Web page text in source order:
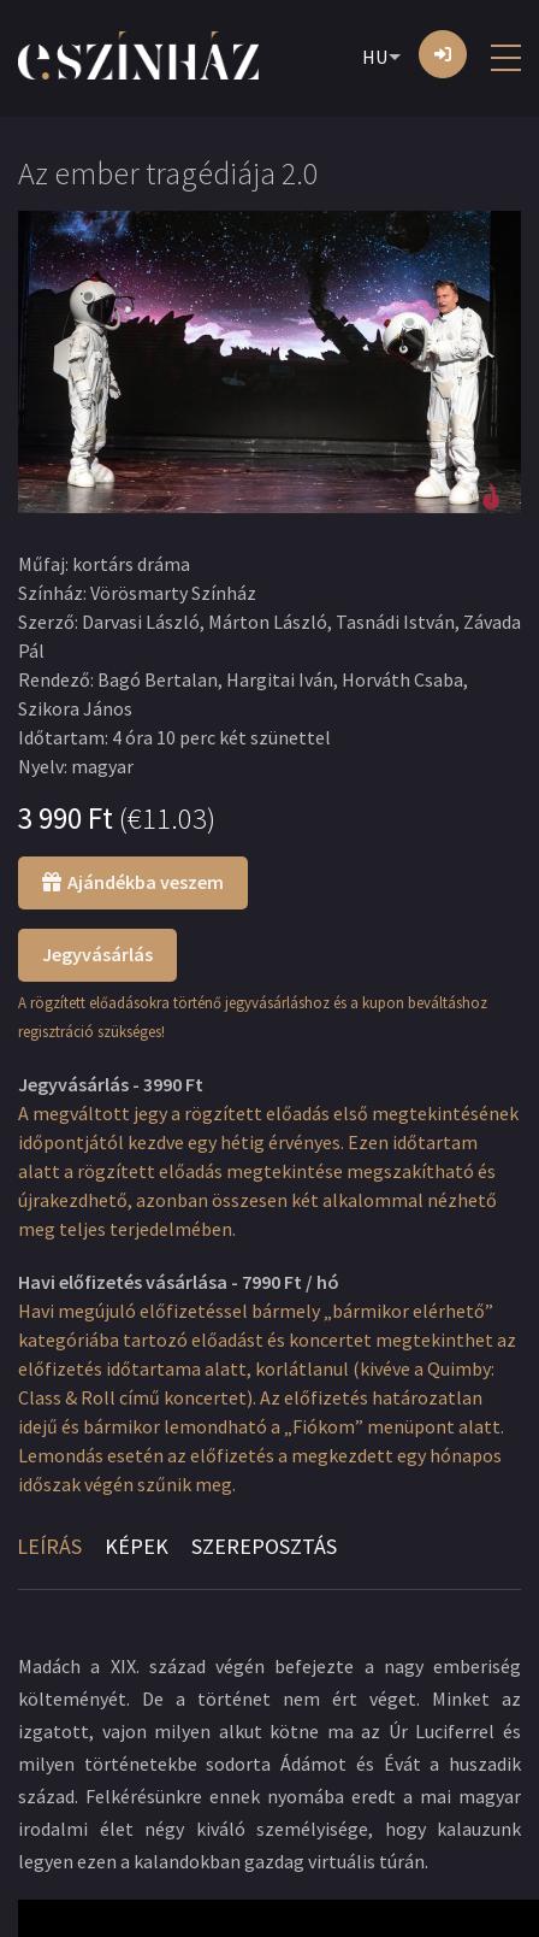
HU
Az ember tragédiája 2.0
Műfaj: kortárs dráma
Színház: Vörösmarty Színház
Szerző: Darvasi László, Márton László, Tasnádi István, Závada
Pál
Rendező: Bagó Bertalan, Hargitai Iván, Horváth Csaba,
Szikora János
Időtartam: 4 óra 10 perc két szünettel
Nyelv: magyar
3 990 Ft(€11.03)
Ajándékba veszem
Jegyvásárlás
A rögzített előadásokra történő jegyvásárláshoz és a kupon beváltáshoz
regisztráció szükséges!
Jegyvásárlás - 3990 Ft
A megváltott jegy a rögzített előadás első megtekintésének
időpontjától kezdve egy hétig érvényes. Ezen időtartam
alatt a rögzített előadás megtekintése megszakítható és
újrakezdhető, azonban összesen két alkalommal nézhető
meg teljes terjedelmében.
Havi előfizetés vásárlása - 7990 Ft / hó
Havi megújuló előfizetéssel bármely „bármikor elérhető”
kategóriába tartozó előadást és koncertet megtekinthet az
előfizetés időtartama alatt, korlátlanul (kivéve a Quimby:
Class & Roll című koncertet). Az előfizetés határozatlan
idejű és bármikor lemondható a „Fiókom” menüpont alatt.
Lemondás esetén az előfizetés a megkezdett egy hónapos
időszak végén szűnik meg.
LEÍRÁS KÉPEK SZEREPOSZTÁS
Madách a XIX. század végén befejezte a nagy emberiség
költeményét. De a történet nem ért véget. Minket az
izgatott, vajon milyen alkut kötne ma az Úr Luciferrel és
milyen történetekbe sodorta Ádámot és Évát a huszadik
század. Felkérésünkre ennek nyomába eredt a mai magyar
irodalmi élet négy kiváló személyisége, hogy kalauzunk
legyen ezen a kalandokban gazdag virtuális túrán.